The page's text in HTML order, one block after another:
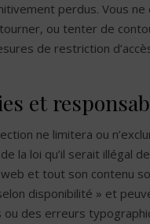
perdus. Vous ne
ou tenter de
de restriction
et
ne limitera ou
la loi qu’il serait illégal
web et tout son contenu
disponibilité » et
ou des erreurs